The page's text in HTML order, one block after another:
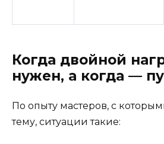
Когда двойной
нужен, а когда —
По опыту мастеров, с
тему, ситуации такие: